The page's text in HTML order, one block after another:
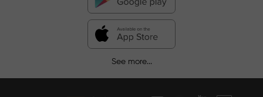
See more...